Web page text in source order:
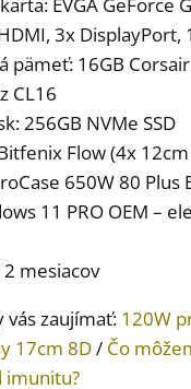
3x DisplayPort,
pämeť: 16GB
CL16
256GB NVMe SSD
Flow (4x 12cm
650W 80 Plus
11 PRO OEM –
mesiacov
vás zaujímať: 120W
17cm 8D/ Čo
imunitu?